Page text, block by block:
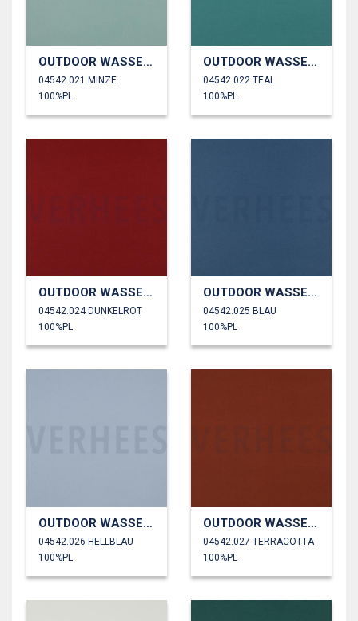
OUTDOOR WASSERDICHT
04542.021 MINZE
100%PL
OUTDOOR WASSERDICHT
04542.022 TEAL
100%PL
OUTDOOR WASSERDICHT
04542.024 DUNKELROT
100%PL
OUTDOOR WASSERDICHT
04542.025 BLAU
100%PL
OUTDOOR WASSERDICHT
04542.026 HELLBLAU
100%PL
OUTDOOR WASSERDICHT
04542.027 TERRACOTTA
100%PL